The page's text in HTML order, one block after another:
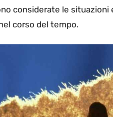
considerate le situazioni
corso del tempo.